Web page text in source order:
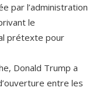
par l’administration
le
prétexte pour
Donald Trump a
entre les